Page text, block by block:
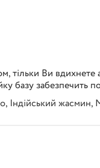
тільки Ви
базу
, Індійський жасмин,